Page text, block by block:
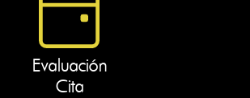
Evaluación
Cita